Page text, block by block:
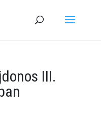
III.